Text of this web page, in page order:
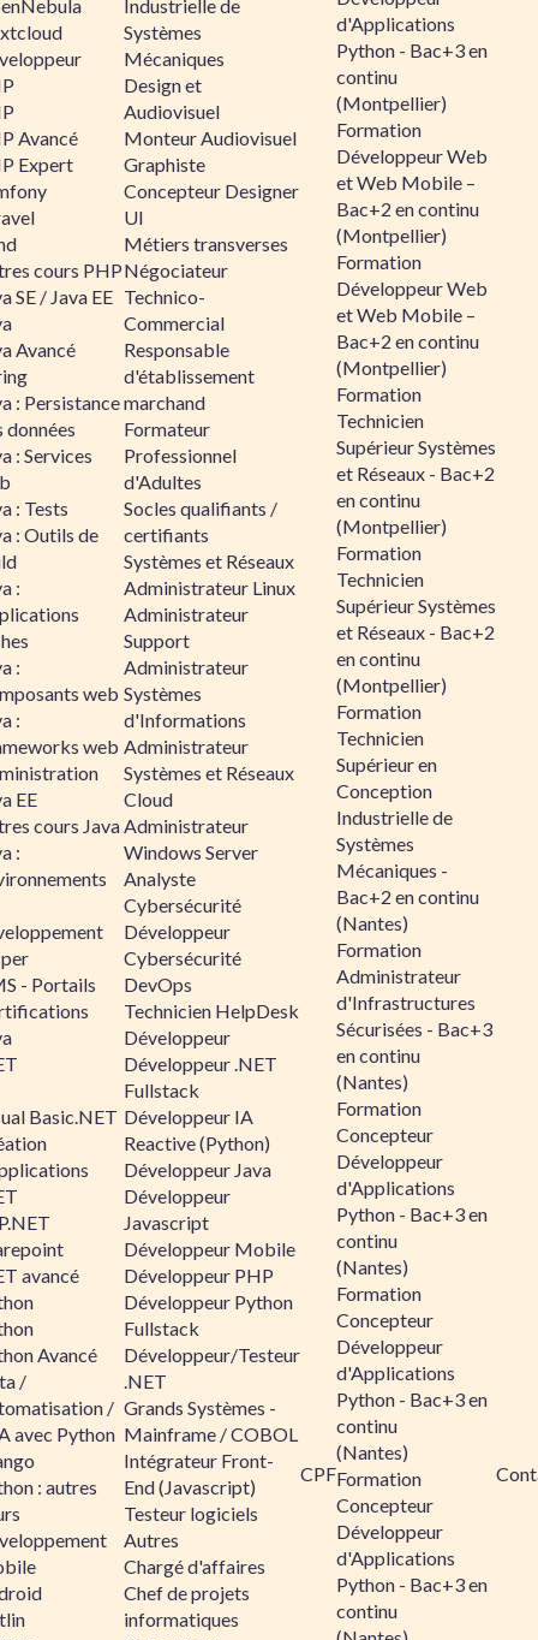
Avancé
Expert
cours PHP
SE / Java EE
Avancé
: Persistance
données
: Services
: Tests
: Outils de
:
:
web
:
web
EE
cours Java
:
- Portails
Basic.NET
avancé
Avancé
/
/
avec Python
: autres
Industrielle de
Systèmes
Mécaniques
Design et
Audiovisuel
Monteur Audiovisuel
Graphiste
Concepteur Designer
UI
Métiers transverses
Négociateur
Technico-
Commercial
Responsable
d'établissement
marchand
Formateur
Professionnel
d'Adultes
Socles qualifiants /
certifiants
Systèmes et Réseaux
Administrateur Linux
Administrateur
Support
Administrateur
Systèmes
d'Informations
Administrateur
Systèmes et Réseaux
Cloud
Administrateur
Windows Server
Analyste
Cybersécurité
Développeur
Cybersécurité
DevOps
Technicien HelpDesk
Développeur
Développeur .NET
Fullstack
Développeur IA
Reactive (Python)
Développeur Java
Développeur
Javascript
Développeur Mobile
Développeur PHP
Développeur Python
Fullstack
Développeur/Testeur
.NET
Grands Systèmes -
Mainframe / COBOL
Intégrateur Front-
End (Javascript)
Testeur logiciels
Autres
Chargé d'affaires
Chef de projets
informatiques
CPF
d'Applications
Python - Bac+3 en
continu
(Montpellier)
Formation
Développeur Web
et Web Mobile –
Bac+2 en continu
(Montpellier)
Formation
Développeur Web
et Web Mobile –
Bac+2 en continu
(Montpellier)
Formation
Technicien
Supérieur Systèmes
et Réseaux - Bac+2
en continu
(Montpellier)
Formation
Technicien
Supérieur Systèmes
et Réseaux - Bac+2
en continu
(Montpellier)
Formation
Technicien
Supérieur en
Conception
Industrielle de
Systèmes
Mécaniques -
Bac+2 en continu
(Nantes)
Formation
Administrateur
d'Infrastructures
Sécurisées - Bac+3
en continu
(Nantes)
Formation
Concepteur
Développeur
d'Applications
Python - Bac+3 en
continu
(Nantes)
Formation
Concepteur
Développeur
d'Applications
Python - Bac+3 en
continu
(Nantes)
Formation
Concepteur
Développeur
d'Applications
Python - Bac+3 en
continu